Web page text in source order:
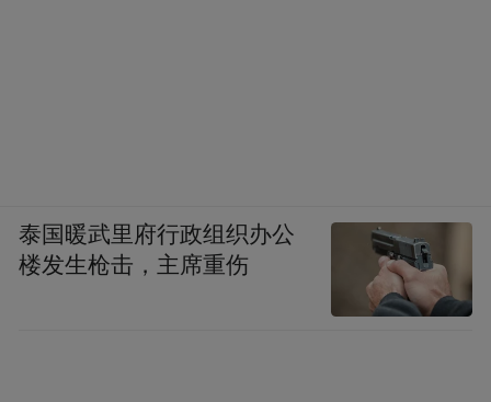
泰国暖武里府行政组织办公
楼发生枪击，主席重伤